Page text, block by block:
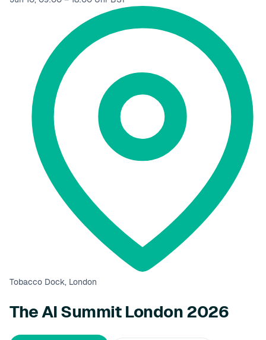
Tobacco Dock, London
The AI Summit London 2026